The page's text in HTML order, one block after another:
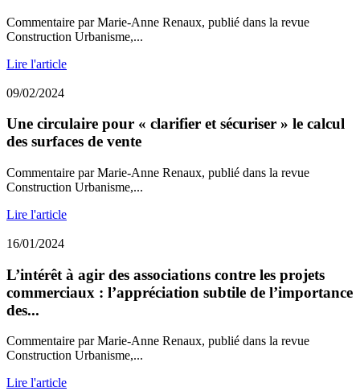
Commentaire par Marie-Anne Renaux, publié dans la revue
Construction Urbanisme,...
Lire l'article
09/02/2024
Une circulaire pour « clarifier et sécuriser » le calcul
des surfaces de vente
Commentaire par Marie-Anne Renaux, publié dans la revue
Construction Urbanisme,...
Lire l'article
16/01/2024
L’intérêt à agir des associations contre les projets
commerciaux : l’appréciation subtile de l’importance
des...
Commentaire par Marie-Anne Renaux, publié dans la revue
Construction Urbanisme,...
Lire l'article